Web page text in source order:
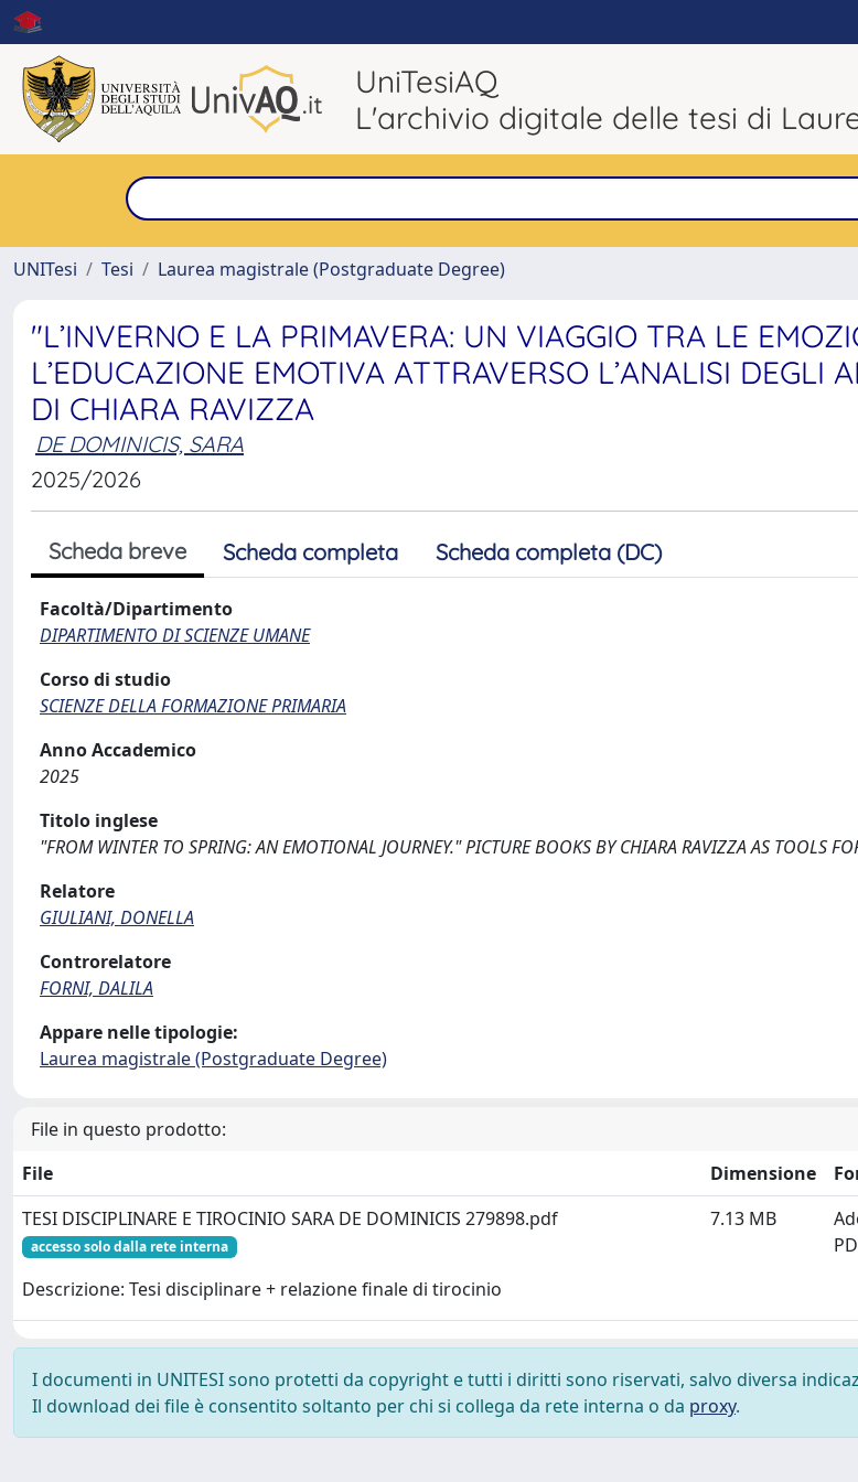
UniTesiAQ
L'archivio digitale delle tesi di
UNITesi
Tesi Laurea magistrale (Postgraduate Degree)
"L’INVERNO E LA PRIMAVERA: UN VIAGGIO TRA LE
L’EDUCAZIONE EMOTIVA ATTRAVERSO L’ANALISI DEGLI
DI CHIARA RAVIZZA
DE DOMINICIS, SARA
2025/2026
Scheda breve Scheda completa Scheda completa (DC)
Facoltà/Dipartimento
DIPARTIMENTO DI SCIENZE UMANE
Corso di studio
SCIENZE DELLA FORMAZIONE PRIMARIA
Anno Accademico
2025
Titolo inglese
"FROM WINTER TO SPRING: AN EMOTIONAL JOURNEY." PICTURE BOOKS BY CHIARA RAVIZZA AS TOOLS
Relatore
GIULIANI, DONELLA
Controrelatore
FORNI, DALILA
Appare nelle tipologie:
Laurea magistrale (Postgraduate Degree)
File in questo prodotto:
File
Dimensione
TESI DISCIPLINARE E TIROCINIO SARA DE DOMINICIS 279898.pdf
accesso solo dalla rete interna
Descrizione: Tesi disciplinare + relazione finale di tirocinio
7.13 MB
I documenti in UNITESI sono protetti da copyright e tutti i diritti sono riservati, salvo diversa
Il download dei file è consentito soltanto per chi si collega da rete interna o da proxy.